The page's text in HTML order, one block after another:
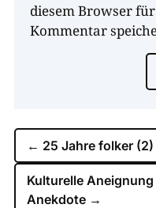
diesem Browser
Kommentar
← 25 Jahre folker (2)
Kulturelle
Anekdote→